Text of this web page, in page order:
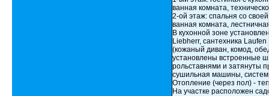
ванная комната,
2-ой этаж: спальня со
ванная комната,
В кухонной зоне
Liebherr, сантехника
(кожаный диван, комод,
установлены встроенные
рольставнями и затянуты
сушильная машины,
Отопление (через пол) -
На участке расположен